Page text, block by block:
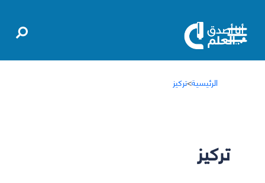
الرئيسية>تركيز
تركيز